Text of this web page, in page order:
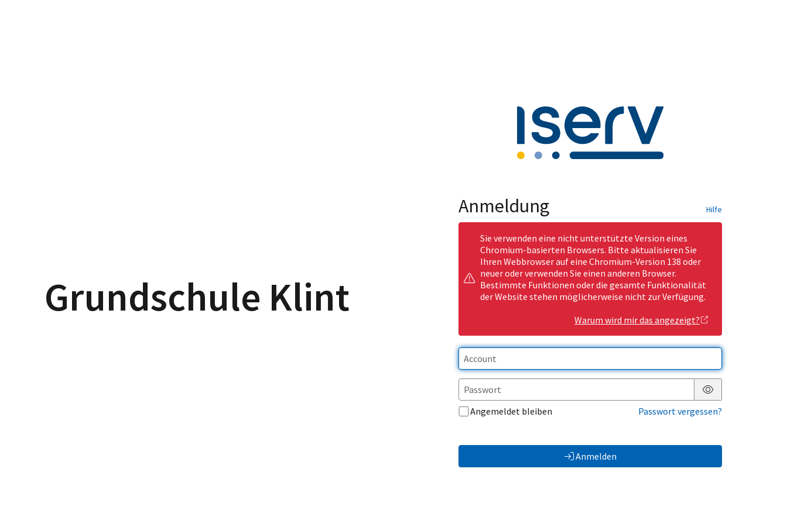
Grundschule Klint
Anmeldung Hilfe
Sie verwenden eine nicht unterstützte Version eines
Chromium-basierten Browsers. Bitte aktualisieren Sie
Ihren Webbrowser auf eine Chromium-Version 138 oder
neuer oder verwenden Sie einen anderen Browser.
Bestimmte Funktionen oder die gesamte Funktionalität
der Website stehen möglicherweise nicht zur Verfügung.
Warum wird mir das angezeigt?
Passwort anzeigen
Angemeldet bleiben
Passwort vergessen?
Anmelden